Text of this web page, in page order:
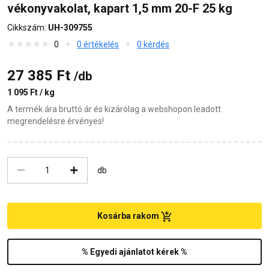
vékonyvakolat, kapart 1,5 mm 20-F 25 kg
Cikkszám: UH-309755
0
0 értékelés 0 kérdés
27 385 Ft /db
1 095 Ft / kg
A termék ára bruttó ár és kizárólag a webshopon leadott
megrendelésre érvényes!
db
% Egyedi ajánlatot kérek %
Kosárba rakom